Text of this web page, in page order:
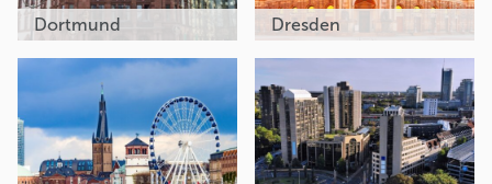
Dortmund Dresden